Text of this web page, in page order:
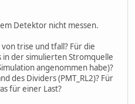
Detektor nicht messen.
trise und tfall? Für die
der simulierten Stromquelle
angenommen habe)?
des Dividers (PMT_RL2)? Für
für einer Last?